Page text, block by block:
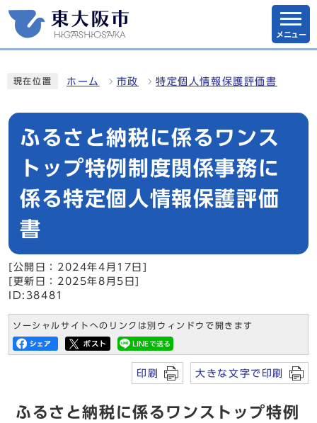
メニュー
現在位置 ホーム 市政 特定個人情報保護評価書
ふるさと納税に係るワンス
トップ特例制度関係事務に
係る特定個人情報保護評価
書
[公開日：2024年4月17日]
[更新日：2025年8月5日]
ID:38481
ソーシャルサイトへのリンクは別ウィンドウで開きます
印刷 大きな文字で印刷
ふるさと納税に係るワンストップ特例